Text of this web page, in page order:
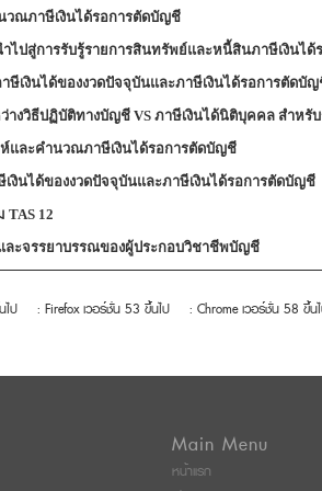
วณภาษีเงินได้รอการตัดบัญชี
ไปสู่การรับรู้รายการสินทรัพย์และหนี้สินภาษีเงินไ
ษีเงินได้ของงวดปัจจุบันและภาษีเงินได้รอการตัดบั
างวิธีปฏิบัติทางบัญชี VS ภาษีเงินได้นิติบุคคล สำหรั
และคำนวณภาษีเงินได้รอการตัดบัญชี
เงินได้ของงวดปัจจุบันและภาษีเงินได้รอการตัดบัญชี
TAS 12
ละจรรยาบรรณของผู้ประกอบวิชาชีพบัญชี
ไป : Firefox เวอร์ชั่น 53 ขึ้นไป : Chrome เวอร์ชั่น 58 ขึ้น
Main Menu
หน้าแรก